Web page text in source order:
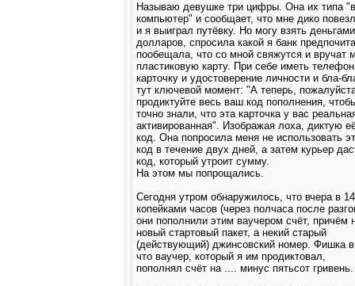
Называю девушке три цифры. Она их типа
компьютер" и сообщает, что мне дико
и я выиграл путёвку. Но могу взять
долларов, спросила какой я банк
пообещала, что со мной свяжутся и вручат
пластиковую карту. При себе иметь
карточку и удостоверение личности и бла-
тут ключевой момент: "А теперь,
продиктуйте весь ваш код пополнения,
точно знали, что эта карточка у вас
активированная". Изображая лоха, диктую
код. Она попросила меня не использовать
код в течение двух дней, а затем курьер
код, который утроит сумму.
На этом мы попрощались.
Сегодня утром обнаружилось, что вчера в
копейками часов (через полчаса после
они пополнили этим ваучером счёт, причём
новый стартовый пакет, а некий старый
(действующий) джинсовский номер. Фишка
что ваучер, который я им продиктовал,
пополнял счёт на .... минус пятьсот гривень.